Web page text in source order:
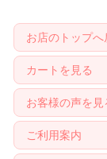
お店のトップへ
カートを見る
お客様の声を見
ご利用案内